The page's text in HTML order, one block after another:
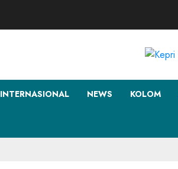
INTERNASIONAL NEWS KOLOM